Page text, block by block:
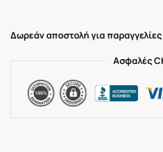
Δωρεάν αποστολή για
Ασφαλές